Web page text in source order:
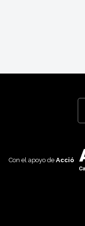
Con el apoyo deAcció